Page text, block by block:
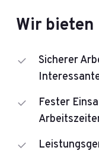
Wir bieten
Sicherer
Fester